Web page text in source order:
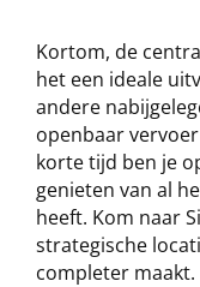
Kortom, de
het een ideale
andere
openbaar
korte tijd ben je
genieten van al
heeft. Kom naar
strategische
completer maakt.